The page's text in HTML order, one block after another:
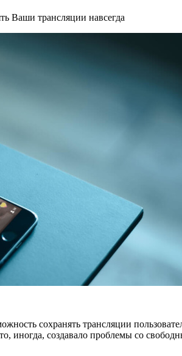
Ваши трансляции навсегда
сохранять трансляции
иногда, создавало проблемы со